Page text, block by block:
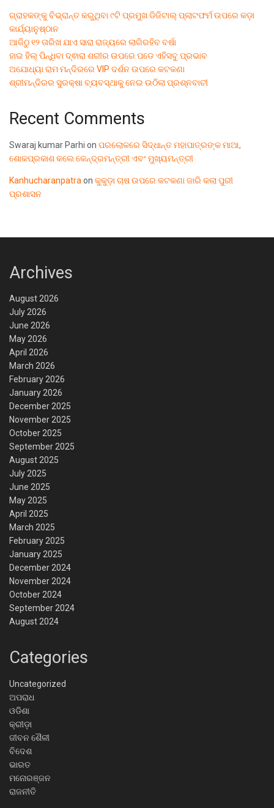
ଗ୍ରାହକଙ୍କୁ ବିଭ୍ରାନ୍ତ କରୁଥିବା ୯ଟି ପ୍ରମୁଖ ଡିଜିଟାଲ୍ ପ୍ଲାଟଫର୍ମ ଉପରେ କଡ଼ା
କାର୍ଯ୍ୟାନୁଷ୍ଠାନ
ଆଜିଠୁ ୧୨ ତାରିଖ ଯାଏ ସାରା ରାଜ୍ୟରେ ଲାଗିରହିବ ବର୍ଷା
ହାଇ ହିଲ୍ ପିନ୍ଧିବା ଦ୍ଵାରା ଶରୀର ଉପରେ ପଡେ ଏହିସବୁ ପ୍ରଭାବ
ଅଯୋଧ୍ୟା ରାମ ମନ୍ଦିରରେ VIP ଦର୍ଶନ ଉପରେ କଟକଣା
ଶ୍ରୀମନ୍ଦିରର ସୁରକ୍ଷା ବ୍ୟବସ୍ଥାକୁ ନେଇ ଉଠିଲା ପ୍ରଶ୍ନବାଚୀ
Recent Comments
Swaraj kumar Parhi on ପରଲୋକରେ ସିଦ୍ଧାନ୍ତ ମହାପାତ୍ରଙ୍କ ମାଆ,
ଶୋକପ୍ରକାଶ କଲେ କେନ୍ଦ୍ରମନ୍ତ୍ରୀ ଏବଂ ମୁଖ୍ୟମନ୍ତ୍ରୀ
Kanhucharanpatra on କୁକୁଡ଼ା ଚାଷ ଉପରେ କଟକଣା ଜାରି କଲା ପୁରୀ
ପ୍ରଶାସନ
Archives
August 2026
July 2026
June 2026
May 2026
April 2026
March 2026
February 2026
January 2026
December 2025
November 2025
October 2025
September 2025
August 2025
July 2025
June 2025
May 2025
April 2025
March 2025
February 2025
January 2025
December 2024
November 2024
October 2024
September 2024
August 2024
Categories
Uncategorized
ଅପରାଧ
ଓଡିଶା
କ୍ରୀଡ଼ା
ଜୀବନ ଶୈଳୀ
ବିଦେଶ
ଭାରତ
ମନୋରଞ୍ଜନ
ରାଜନୀତି